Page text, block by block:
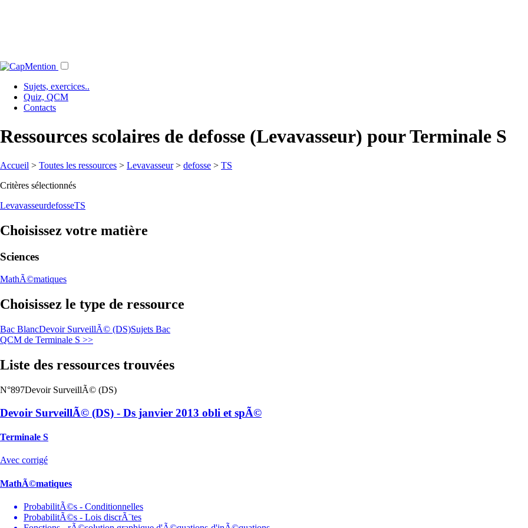
Sujets, exercices..
Quiz, QCM
Contacts
Ressources scolaires de defosse (Levavasseur) pour Terminale S
Accueil > Toutes les ressources > Levavasseur> defosse > TS
Critères sélectionnés
LevavasseurdefosseTS
Choisissez votre matière
Sciences
MathÃ©matiques
Choisissez le type de ressource
Bac BlancDevoir SurveillÃ© (DS)Sujets Bac
QCM de Terminale S >>
Liste des ressources trouvées
N°897Devoir SurveillÃ© (DS)
Devoir SurveillÃ© (DS) - Ds janvier 2013 obli et spÃ©
Terminale S
Avec corrigé
MathÃ©matiques
ProbabilitÃ©s - Conditionnelles
ProbabilitÃ©s - Lois discrÃ¨tes